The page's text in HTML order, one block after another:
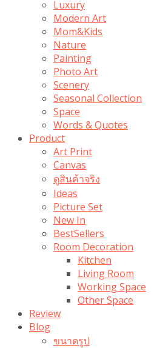
Luxury
Modern Art
Mom&Kids
Nature
Painting
Photo Art
Scenery
Seasonal Collection
Space
Words & Quotes
Product
Art Print
Canvas
ดูสินค้าจริง
Ideas
Picture Set
New In
BestSellers
Room Decoration
Kitchen
Living Room
Working Space
Other Space
Review
Blog
ขนาดรูป